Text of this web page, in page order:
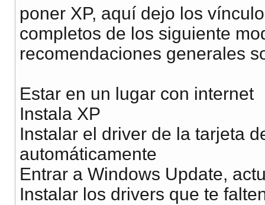
poner XP, aquí dejo los
completos de los siguiente
recomendaciones generales
Estar en un lugar con internet
Instala XP
Instalar el driver de la tarjeta
automáticamente
Entrar a Windows Update,
Instalar los drivers que te